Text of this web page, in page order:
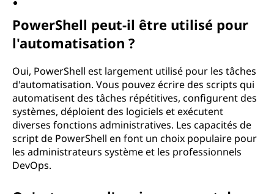
PowerShell peut-il être utilisé pour
l'automatisation ?
Oui, PowerShell est largement utilisé pour les tâches
d'automatisation. Vous pouvez écrire des scripts qui
automatisent des tâches répétitives, configurent des
systèmes, déploient des logiciels et exécutent
diverses fonctions administratives. Les capacités de
script de PowerShell en font un choix populaire pour
les administrateurs système et les professionnels
DevOps.